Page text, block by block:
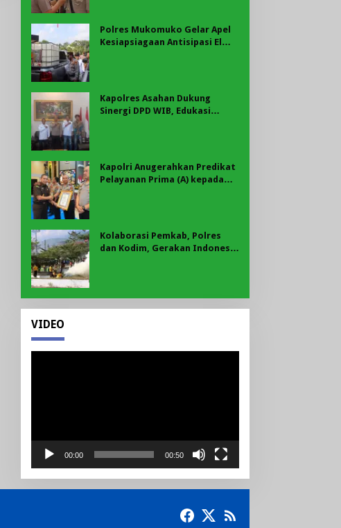
Polres Mukomuko Gelar Apel
Kesiapsiagaan Antisipasi El
Kapolres Asahan Dukung
Sinergi DPD WIB, Edukasi
Kapolri Anugerahkan Predikat
Pelayanan Prima (A) kepada
Kolaborasi Pemkab, Polres
dan Kodim, Gerakan Indonesia
VIDEO
00:00 00:50